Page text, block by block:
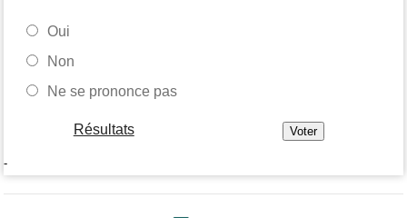
Oui
Non
Ne se prononce pas
Résultats
-